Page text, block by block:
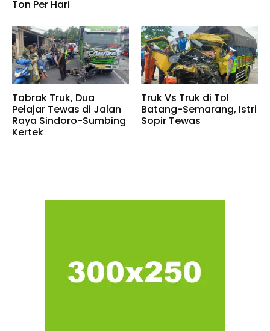
Ton Per Hari
Tabrak Truk, Dua
Pelajar Tewas di Jalan
Raya Sindoro-Sumbing
Kertek
Truk Vs Truk di Tol
Batang-Semarang, Istri
Sopir Tewas